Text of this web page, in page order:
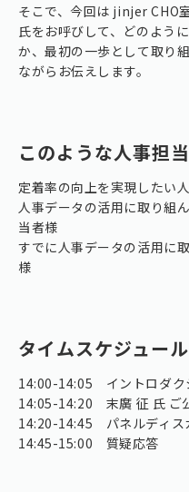
そこで、今回は jinjer CHO
氏をお呼びして、どのよう
か、最初の一歩として取り
ながらお伝えします。
このような人事担
定着率の向上を実現したい
人事データの活用に取り組
当者様
すでに人事データの活用に
様
タイムスケジュール
14:00-14:05 イントロダク
14:05-14:20 末廣 征 氏 ご
14:20-14:45 パネルディス
14:45-15:00 質疑応答